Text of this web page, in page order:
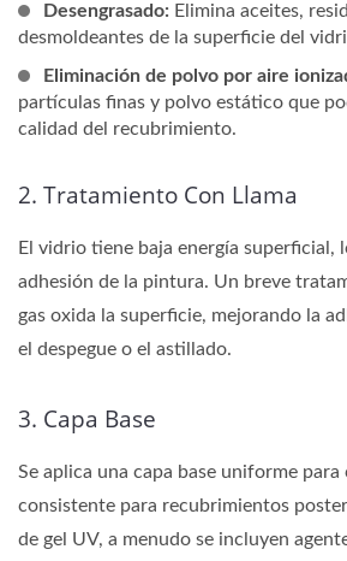
Desengrasado: Elimina aceites,
desmoldeantes de la superficie del
Eliminación de polvo por aire
partículas finas y polvo estático que
calidad del recubrimiento.
2. Tratamiento Con Llama
El vidrio tiene baja energía superficial,
adhesión de la pintura. Un breve
gas oxida la superficie, mejorando la
el despegue o el astillado.
3. Capa Base
Se aplica una capa base uniforme para
consistente para recubrimientos
de gel UV, a menudo se incluyen